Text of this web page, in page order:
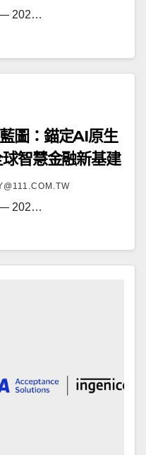
— 202…
圖：錨定AI原生
智慧金融新基建
— 202…